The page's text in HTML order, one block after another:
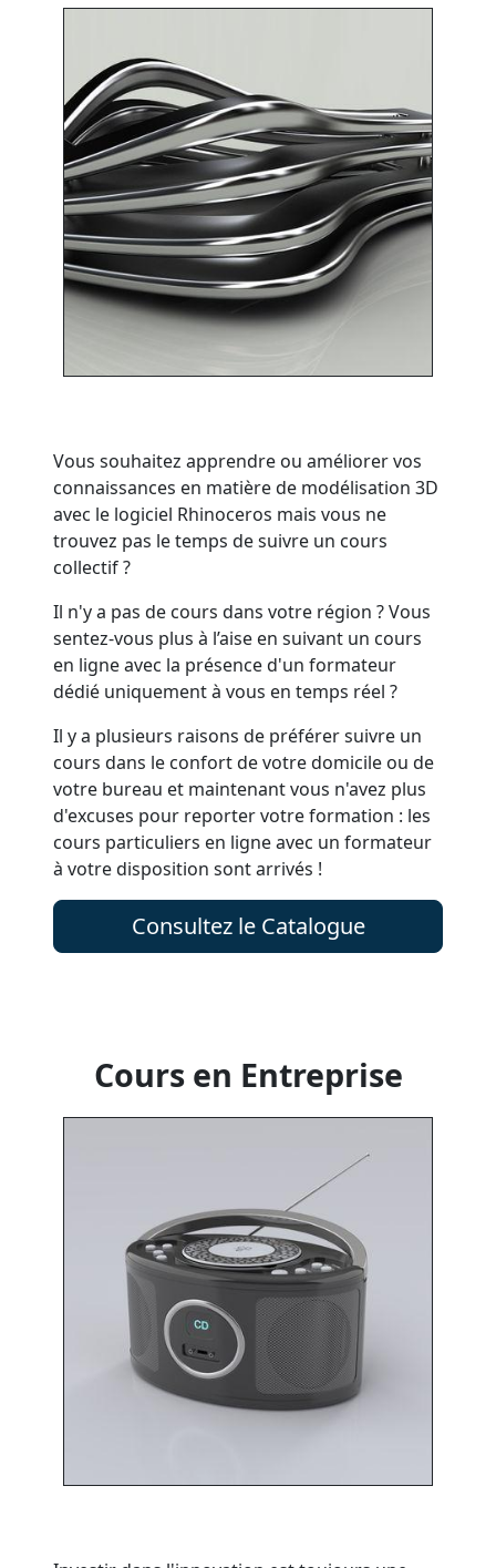
Vous souhaitez apprendre ou améliorer vos
connaissances en matière de modélisation 3D
avec le logiciel Rhinoceros mais vous ne
trouvez pas le temps de suivre un cours
collectif ?
Il n'y a pas de cours dans votre région ? Vous
sentez-vous plus à l’aise en suivant un cours
en ligne avec la présence d'un formateur
dédié uniquement à vous en temps réel ?
Il y a plusieurs raisons de préférer suivre un
cours dans le confort de votre domicile ou de
votre bureau et maintenant vous n'avez plus
d'excuses pour reporter votre formation : les
cours particuliers en ligne avec un formateur
à votre disposition sont arrivés !
Consultez le Catalogue
Cours en Entreprise